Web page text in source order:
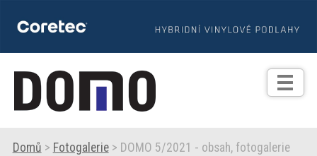
TIPY
Zprávy
Domů > Fotogalerie> DOMO 5/2021 - obsah, fotogalerie